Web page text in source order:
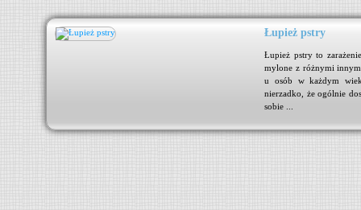
Łupież pstry
Łupież pstry to
mylone z różnymi
u osób w każdym
nierzadko, że ogólnie
sobie ...